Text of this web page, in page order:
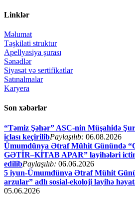
Linklər
Məlumat
Təşkilati struktur
Apellyasiya şurası
Sənədlər
Siyasət və sertifikatlar
Satınalmalar
Karyera
Son xəbərlər
“Təmiz Şəhər” ASC-nin Müşahidə
iclası keçirilibPaylaşılıb: 06.08.2026
Ümumdünya Ətraf Mühit Günündə
GƏTİR–KİTAB APAR” layihələri
edilibPaylaşılıb: 06.06.2026
5 iyun-Ümumdünya Ətraf Mühit
arzular” adlı sosial-ekoloji layihə
05.06.2026